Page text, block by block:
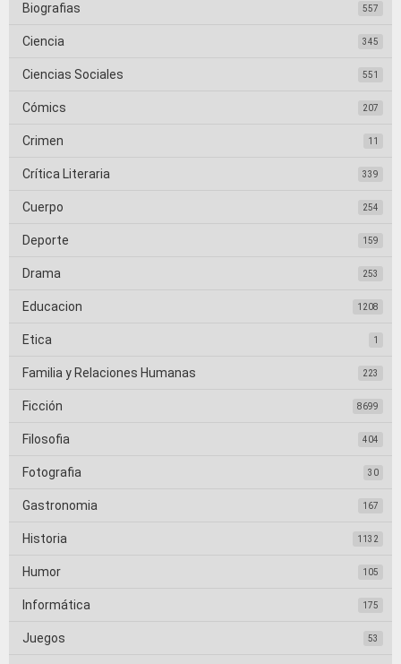
Biografias 557
Ciencia 345
Ciencias Sociales 551
Cómics 207
Crimen 11
Crítica Literaria 339
Cuerpo 254
Deporte 159
Drama 253
Educacion 1208
Etica 1
Familia y Relaciones Humanas 223
Ficción 8699
Filosofia 404
Fotografia 30
Gastronomia 167
Historia 1132
Humor 105
Informática 175
Juegos 53